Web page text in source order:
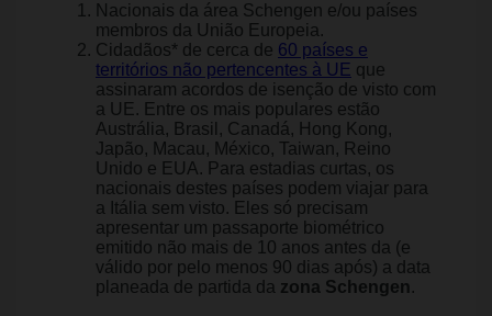
Nacionais da área Schengen e/ou países
membros da União Europeia.
Cidadãos* de cerca de 60 países e
territórios não pertencentes à UE que
assinaram acordos de isenção de visto com
a UE. Entre os mais populares estão
Austrália, Brasil, Canadá, Hong Kong,
Japão, Macau, México, Taiwan, Reino
Unido e EUA. Para estadias curtas, os
nacionais destes países podem viajar para
a Itália sem visto. Eles só precisam
apresentar um passaporte biométrico
emitido não mais de 10 anos antes da (e
válido por pelo menos 90 dias após) a data
planeada de partida da zona Schengen.